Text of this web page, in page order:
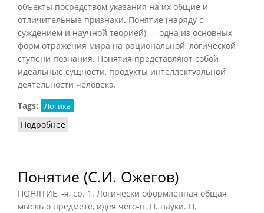
объекты посредством указания на их общие и
отличительные признаки. Понятие (наряду с
суждением и научной теорией) — одна из основных
форм отражения мира на рациональной, логической
ступени познания. Понятия представляют собой
идеальные сущности, продукты интеллектуальной
деятельности человека.
Tags:
Логика
Подробнее
Понятие (С.И. Ожегов)
ПОНЯТИЕ, -я, ср. 1. Логически оформленная общая
мысль о предмете, идея чего-н. П. науки. П.